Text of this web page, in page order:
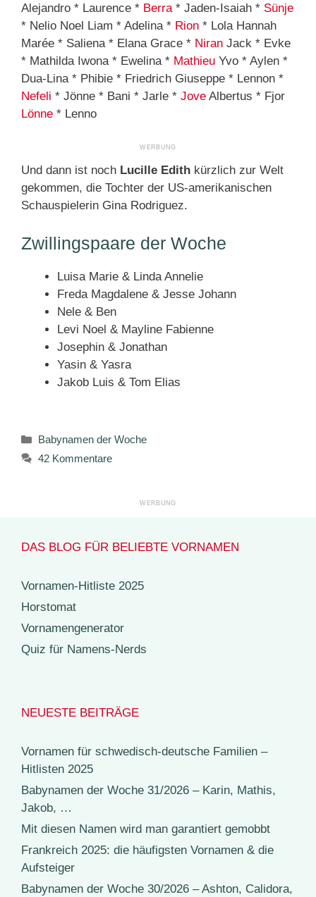
Alejandro * Laurence * Berra * Jaden-Isaiah * Sünje
* Nelio Noel Liam * Adelina * Rion * Lola Hannah
Marée * Saliena * Elana Grace * Niran Jack * Evke
* Mathilda Iwona * Ewelina * Mathieu Yvo * Aylen *
Dua-Lina * Phibie * Friedrich Giuseppe * Lennon *
Nefeli * Jönne * Bani * Jarle * Jove Albertus * Fjor
Lönne * Lenno
Und dann ist noch Lucille Edith kürzlich zur Welt
gekommen, die Tochter der US-amerikanischen
Schauspielerin Gina Rodriguez.
Zwillingspaare der Woche
Luisa Marie & Linda Annelie
Freda Magdalene & Jesse Johann
Nele & Ben
Levi Noel & Mayline Fabienne
Josephin & Jonathan
Yasin & Yasra
Jakob Luis & Tom Elias
Kategorien
Babynamen der Woche
42 Kommentare
DAS BLOG FÜR BELIEBTE VORNAMEN
Vornamen-Hitliste 2025
Horstomat
Vornamengenerator
Quiz für Namens-Nerds
NEUESTE BEITRÄGE
Vornamen für schwedisch-deutsche Familien –
Hitlisten 2025
Babynamen der Woche 31/2026 – Karin, Mathis,
Jakob, …
Mit diesen Namen wird man garantiert gemobbt
Frankreich 2025: die häufigsten Vornamen & die
Aufsteiger
Babynamen der Woche 30/2026 – Ashton, Calidora,